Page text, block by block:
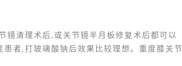
镜清理术后,或关节镜半月板修复术后都可以
者,打玻璃酸钠后效果比较理想。重度膝关节